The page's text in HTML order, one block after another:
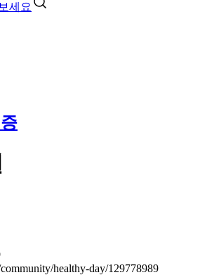
세요
healthy-day/129778989